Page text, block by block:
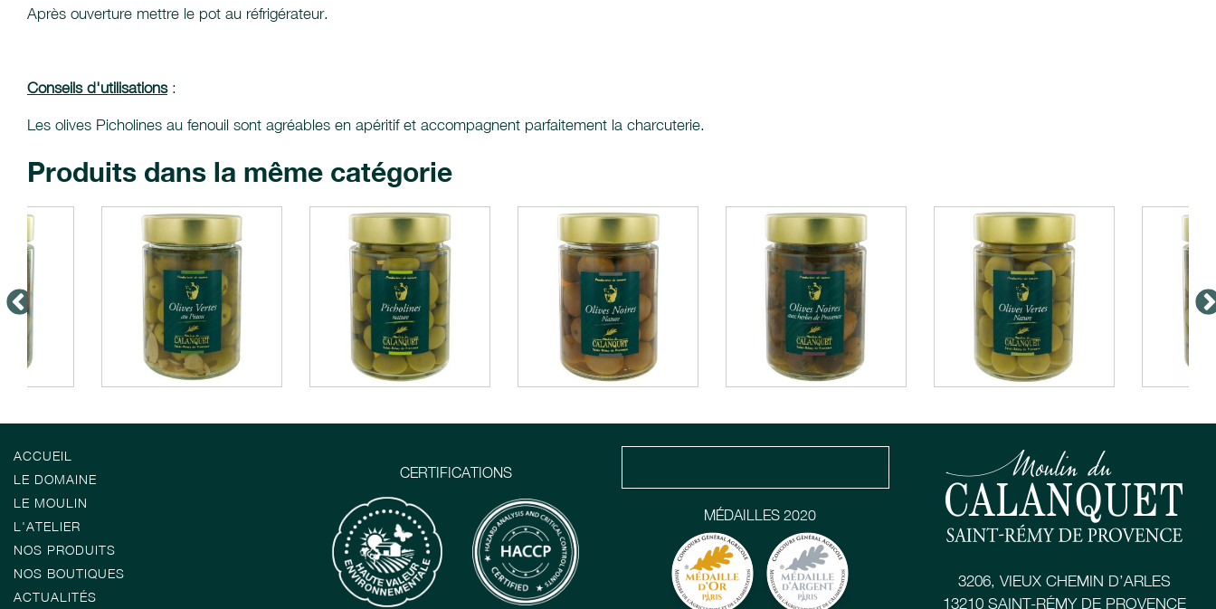
Après ouverture mettre le pot au réfrigérateur.
Conseils d'utilisations:
Les olives Picholines au fenouil sont agréables en apéritif et accompagnent parfaitement la charcuterie.
Produits dans la même catégorie
ACCUEIL
LE DOMAINE
LE MOULIN
L'ATELIER
NOS PRODUITS
NOS BOUTIQUES
ACTUALITÉS
CERTIFICATIONS
MÉDAILLES 2020
3206, VIEUX CHEMIN D’ARLES
13210 SAINT-RÉMY DE PROVENCE